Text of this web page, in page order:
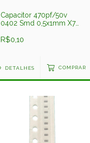
Capacitor 470pf/50v
0402 Smd 0,5x1mm X7r
Darfon
R$0,10
DETALHES COMPRAR